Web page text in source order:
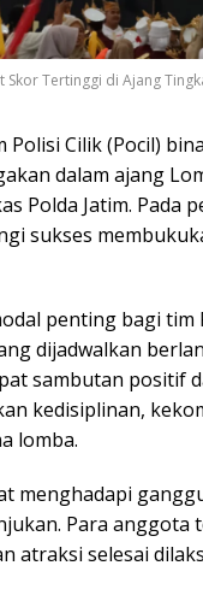
Tertinggi di Ajang
Polisi Cilik (Pocil)
dalam ajang
Polda Jatim. Pada
sukses
penting bagi
dijadwalkan
sambutan positif
kedisiplinan,
lomba.
menghadapi
Para anggota
atraksi selesai